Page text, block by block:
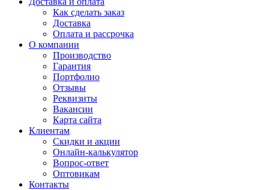
Как сделать заказ
Доставка
Оплата и рассрочка
О компании
Производство
Гарантия
Портфолио
Отзывы
Реквизиты
Вакансии
Карта сайта
Клиентам
Скидки и акции
Онлайн-калькулятор
Вопрос-ответ
Оптовикам
Контакты